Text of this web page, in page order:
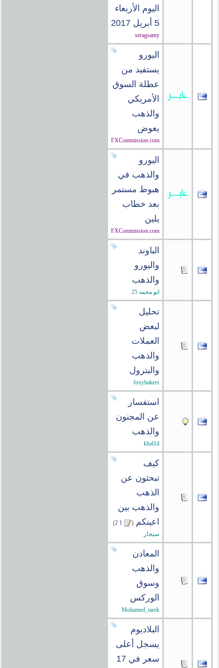
اليوم الأربعاء
5 أبريل 2017
seragsamy
اليورو
يستفيد من
عطلة السوق
الأمريكي
والذهب
يعوض
FXCommission.com
اليورو
والذهب في
هبوط مستمر
بعد خطاب
يلين
FXCommission.com
الباوند
واليورو
والذهب
ابو محمد 25
تحليل
لبعض
العملات
والذهب
والبترول
foxyhakers
استفسار
عن المجنون
والذهب
khal1d
كيف
تبحثون عن
الذهب
والذهب بين
اعينكم ‏
(
1
2
)
سيجار
المعادن
والذهب
وسوق
الوركس
Mohamed_tarek
البلاديوم
يسجل أعلى
سعر في 17